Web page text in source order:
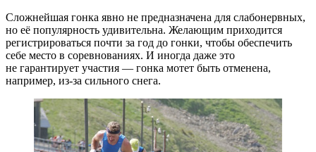
Сложнейшая гонка явно не предназначена для слабонервных,
но её популярность удивительна. Желающим приходится
регистрироваться почти за год до гонки, чтобы обеспечить
себе место в соревнованиях. И иногда даже это
не гарантирует участия — гонка мотет быть отменена,
например, из-за сильного снега.